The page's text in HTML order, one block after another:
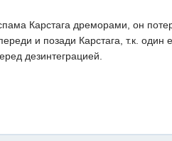
Карстага дреморами, он
и позади Карстага, т.к. один
дезинтеграцией.